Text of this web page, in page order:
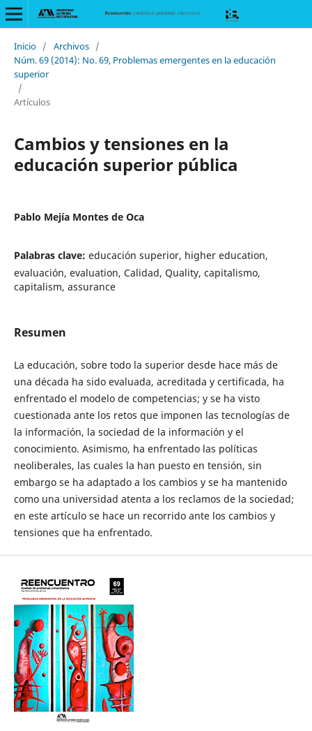
Inicio / Archivos /
Núm. 69 (2014): No. 69, Problemas emergentes en la educación
superior
/
Artículos
Cambios y tensiones en la
educación superior pública
Pablo Mejía Montes de Oca
Palabras clave: educación superior, higher education,
evaluación, evaluation, Calidad, Quality, capitalismo,
capitalism, assurance
Resumen
La educación, sobre todo la superior desde hace más de
una década ha sido evaluada, acreditada y certificada, ha
enfrentado el modelo de competencias; y se ha visto
cuestionada ante los retos que imponen las tecnologías de
la información, la sociedad de la información y el
conocimiento. Asimismo, ha enfrentado las políticas
neoliberales, las cuales la han puesto en tensión, sin
embargo se ha adaptado a los cambios y se ha mantenido
como una universidad atenta a los reclamos de la sociedad;
en este artículo se hace un recorrido ante los cambios y
tensiones que ha enfrentado.